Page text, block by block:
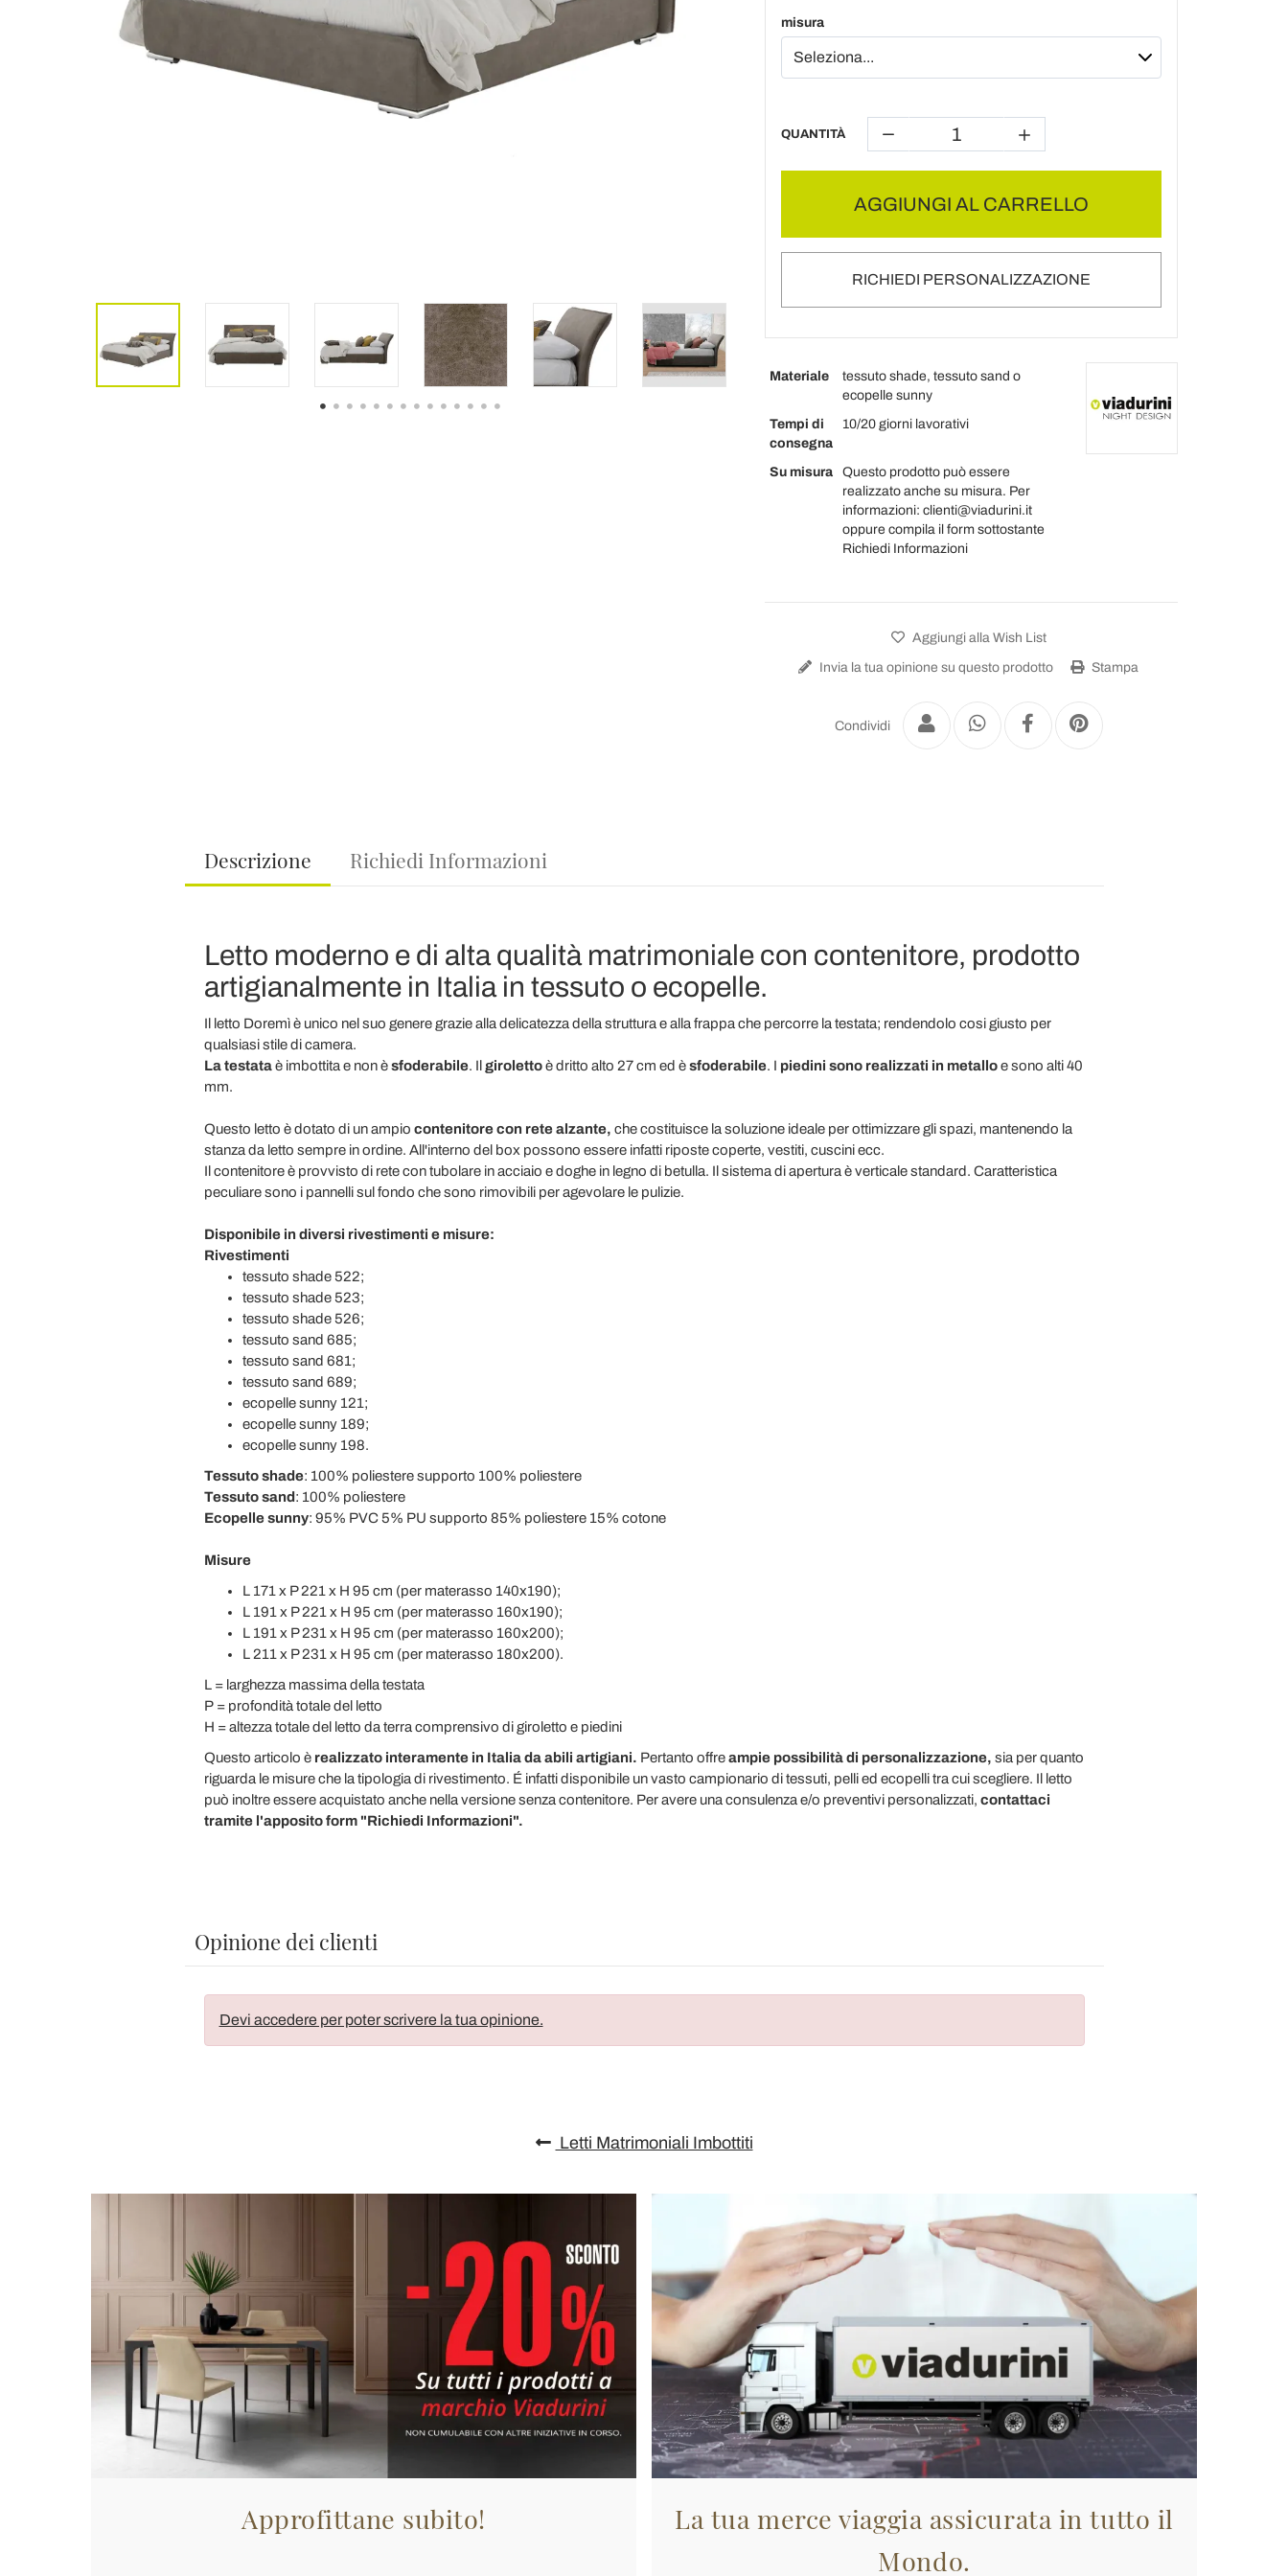
misura
QUANTITÀ
AGGIUNGI AL CARRELLO
RICHIEDI PERSONALIZZAZIONE
Materiale
tessuto shade, tessuto sand o
ecopelle sunny
Tempi di
consegna
10/20 giorni lavorativi
Su misura
Questo prodotto può essere
realizzato anche su misura. Per
informazioni: clienti@viadurini.it
oppure compila il form sottostante
Richiedi Informazioni
Aggiungi alla Wish List
Invia la tua opinione su questo prodotto Stampa
Condividi
Descrizione Richiedi Informazioni
Letto moderno e di alta qualità matrimoniale con contenitore, prodotto
artigianalmente in Italia in tessuto o ecopelle.
Il letto Doremì è unico nel suo genere grazie alla delicatezza della struttura e alla frappa che percorre la testata; rendendolo cosi giusto per
qualsiasi stile di camera.
La testataè imbottita e non èsfoderabile. Il girolettoè dritto alto 27 cm ed èsfoderabile. I piedini sono realizzati in metalloe sono alti 40
mm.
Questo letto è dotato di un ampio contenitore con rete alzante, che costituisce la soluzione ideale per ottimizzare gli spazi, mantenendo la
stanza da letto sempre in ordine. All'interno del box possono essere infatti riposte coperte, vestiti, cuscini ecc.
Il contenitore è provvisto di rete con tubolare in acciaio e doghe in legno di betulla. Il sistema di apertura è verticale standard. Caratteristica
peculiare sono i pannelli sul fondo che sono rimovibili per agevolare le pulizie.
Disponibile in diversi rivestimenti e misure:
Rivestimenti
tessuto shade 522;
tessuto shade 523;
tessuto shade 526;
tessuto sand 685;
tessuto sand 681;
tessuto sand 689;
ecopelle sunny 121;
ecopelle sunny 189;
ecopelle sunny 198.
Tessuto shade: 100% poliestere supporto 100% poliestere
Tessuto sand: 100% poliestere
Ecopelle sunny: 95% PVC 5% PU supporto 85% poliestere 15% cotone
Misure
L 171 x P 221 x H 95 cm (per materasso 140x190);
L 191 x P 221 x H 95 cm (per materasso 160x190);
L 191 x P 231 x H 95 cm (per materasso 160x200);
L 211 x P 231 x H 95 cm (per materasso 180x200).
L = larghezza massima della testata
P = profondità totale del letto
H = altezza totale del letto da terra comprensivo di giroletto e piedini
Questo articolo è realizzato interamente in Italia da abili artigiani. Pertanto offreampie possibilità di personalizzazione, sia per quanto
riguarda le misure che la tipologia di rivestimento. É infatti disponibile un vasto campionario di tessuti, pelli ed ecopelli tra cui scegliere. Il letto
può inoltre essere acquistato anche nella versione senza contenitore. Per avere una consulenza e/o preventivi personalizzati, contattaci
tramite l'apposito form "Richiedi Informazioni".
Opinione dei clienti
Devi accedere per poter scrivere la tua opinione.
Letti Matrimoniali Imbottiti
Approfittane subito!
La tua merce viaggia assicurata in tutto il
Mondo.